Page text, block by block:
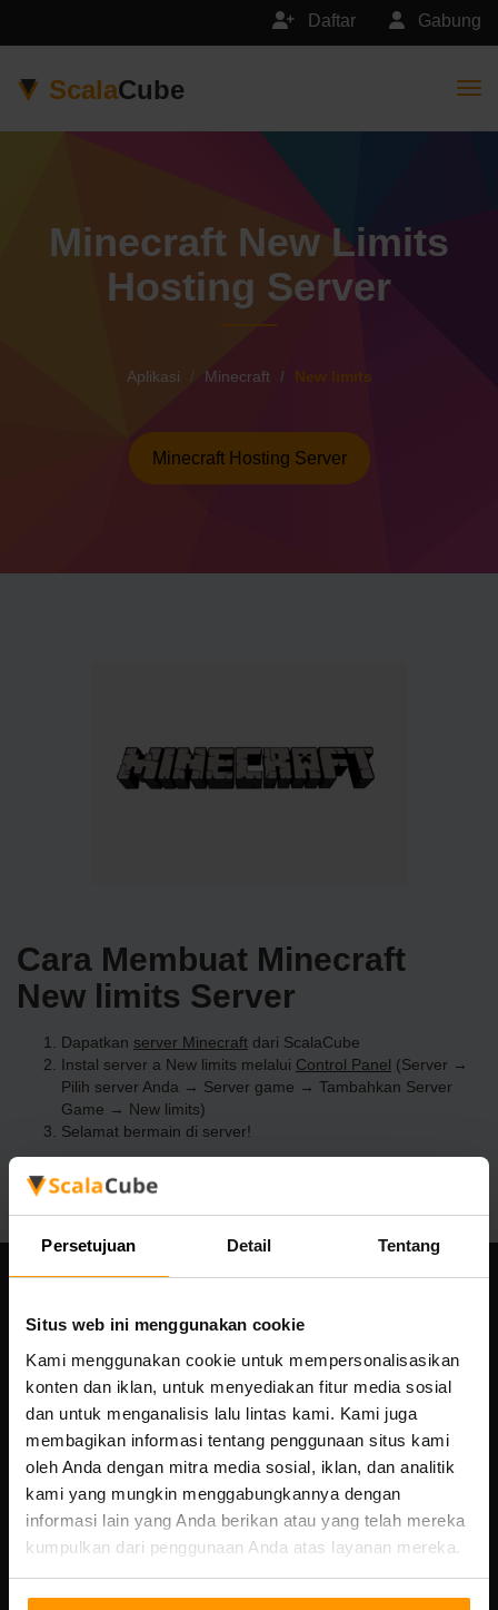
Persetujuan Detail Tentang
Situs web ini menggunakan cookie
Kami menggunakan cookie untuk mempersonalisasikan
konten dan iklan, untuk menyediakan fitur media sosial
dan untuk menganalisis lalu lintas kami. Kami juga
membagikan informasi tentang penggunaan situs kami
oleh Anda dengan mitra media sosial, iklan, dan analitik
kami yang mungkin menggabungkannya dengan
informasi lain yang Anda berikan atau yang telah mereka
kumpulkan dari penggunaan Anda atas layanan mereka.
Gabung
Daftar
ScalaCube
Minecraft New Limits
Hosting Server
Aplikasi Minecraft New limits
Minecraft Hosting Server
Cara Membuat Minecraft
New limits Server
Dapatkan server Minecraft dari ScalaCube
Instal server a New limits melalui Control Panel (Server →
Pilih server Anda → Server game → Tambahkan Server
Game → New limits)
Selamat bermain di server!
Scalable Hosting Solutions OÜ
Kode registrasi: 14652605
nomor PPN: EE102133820
Alamat: Harju maakond, Tallinn, Kesklinna linnaosa,
Vesivärava tn 50-201, 10152